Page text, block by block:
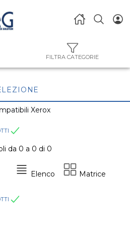
FILTRA CATEGORIE
Xerox
da 0 a 0 di 0
Elenco Matrice